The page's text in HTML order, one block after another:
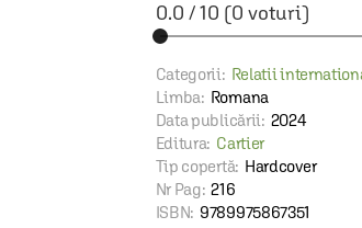
0.0 /10 (0 voturi)
Categorii: Relatii
Limba: Romana
Data publicării: 2024
Editura: Cartier
Tip copertă: Hardcover
Nr Pag: 216
ISBN: 9789975867351